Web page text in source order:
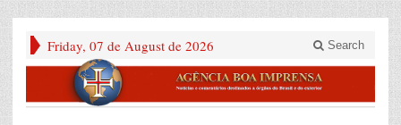
Friday, 07 de August de 2026 Search